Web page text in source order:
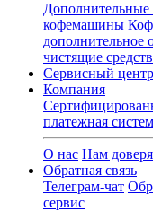
кофемашины
дополнительное
чистящие
Сервисный
Компания
платежная
О нас Нам
Обратная связь
Телеграм-чат
сервис